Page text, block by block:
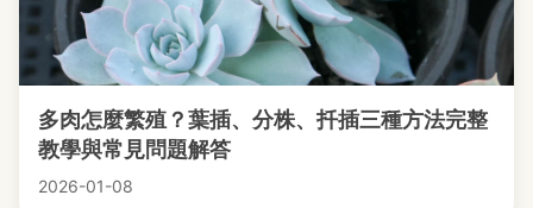
多肉怎麼繁殖？葉插、分株、扦插三種方法完整
教學與常見問題解答
2026-01-08